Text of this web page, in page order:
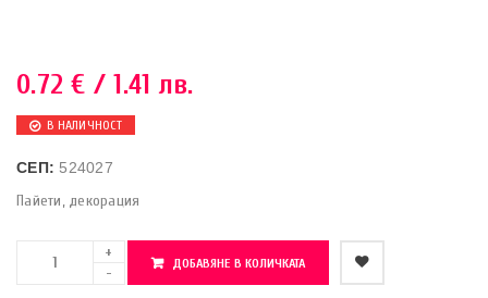
0.72€ / 1.41 лв.
В НАЛИЧНОСТ
СЕП: 524027
Пайети, декорация
ДОБАВЯНЕ В КОЛИЧКАТА